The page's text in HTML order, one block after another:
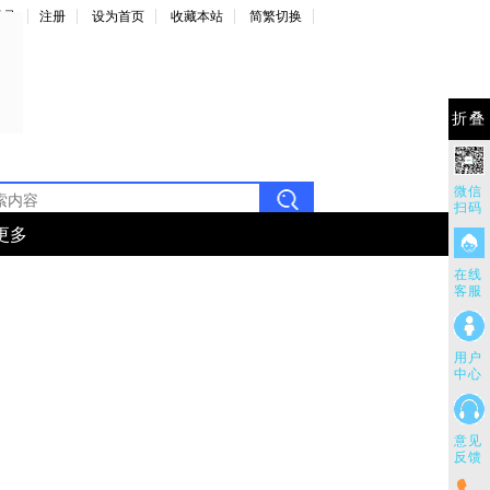
折叠
微信
扫码
在线
客服
用户
中心
意见
反馈
录 注册 设为首页 收藏本站 简繁切换
多